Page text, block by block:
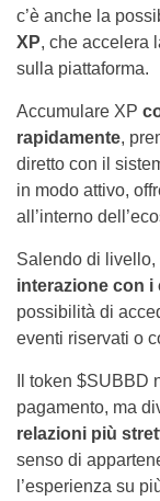
c’è anche la
XP, che accelera
sulla piattaforma.
Accumulare XP
rapidamente,
diretto con il
in modo attivo,
all’interno
Salendo di
interazione con
possibilità di
eventi riservati o
Il token $SUBBD
pagamento, ma
relazioni più
senso di
l’esperienza su